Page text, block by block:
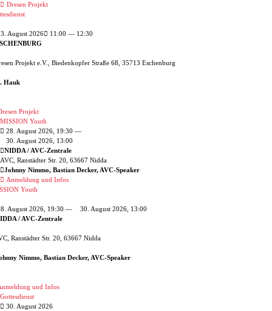
Dresen Projekt
August 2026
11:00 — 12:30
Projekt e.V., Biedenkopfer Straße 68, 35713 Eschenburg
Hauk
Projekt
MISSION Youth
28. August 2026, 19:30 —
30. August 2026, 13:00
NIDDA / AVC-Zentrale
AVC, Ranstädter Str. 20, 63667 Nidda
Johnny Nimmo, Bastian Decker, AVC-Speaker
Anmeldung und Infos
Youth
August 2026, 19:30 —
30. August 2026, 13:00
/ AVC-Zentrale
Ranstädter Str. 20, 63667 Nidda
Nimmo, Bastian Decker, AVC-Speaker
und Infos
Gottesdienst
30. August 2026